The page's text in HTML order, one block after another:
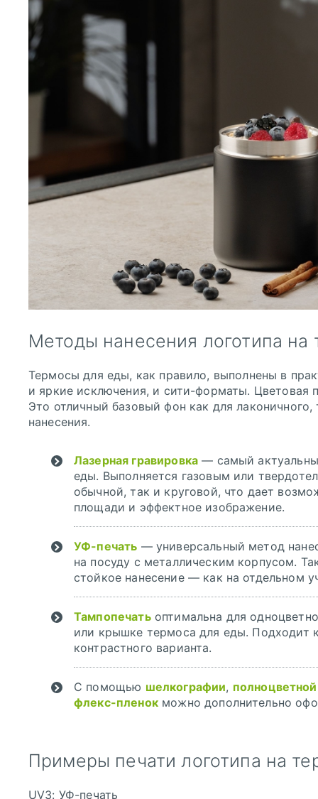
Методы нанесения логотипа
Термосы для еды, как правило, выполнены в
и яркие исключения, и сити-форматы. Цветовая
Это отличный базовый фон как для лаконичного,
нанесения.
Лазерная гравировка — самый
еды. Выполняется газовым или
обычной, так и круговой, что дает
площади и эффектное изображение.
УФ-печать — универсальный метод
на посуду с металлическим корпусом.
стойкое нанесение — как на отдельном
Тампопечатьоптимальна для
или крышке термоса для еды. Подходит
контрастного варианта.
С помощью шелкографии,
флекс-пленокможно дополнительно
Примеры печати логотипа на